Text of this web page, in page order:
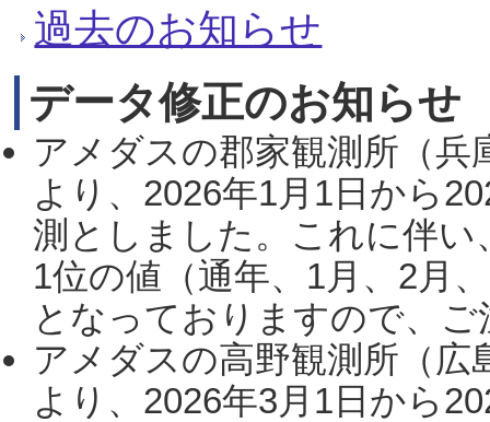
過去のお知らせ
データ修正のお知らせ
アメダスの郡家観測所（
より、2026年1月1日から
測としました。これに伴い
1位の値（通年、1月、2月
となっておりますので、
アメダスの高野観測所（
より、2026年3月1日から